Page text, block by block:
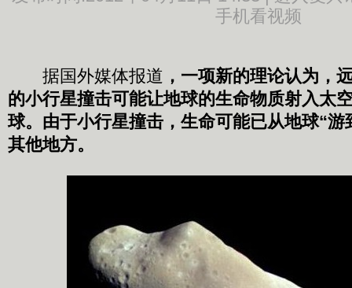
手机看视频
据国外媒体报道 ，一项新的理论认为，
的小行星撞击可能让地球的生命物质射入太
球。由于小行星撞击，生命可能已从地球“游
其他地方。